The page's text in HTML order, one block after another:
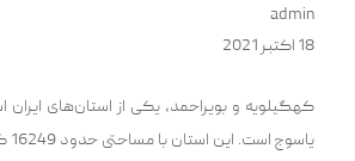
admin
18 اکتبر 2021
کهگیلویه و بویراحمد، یکی از استان‌های